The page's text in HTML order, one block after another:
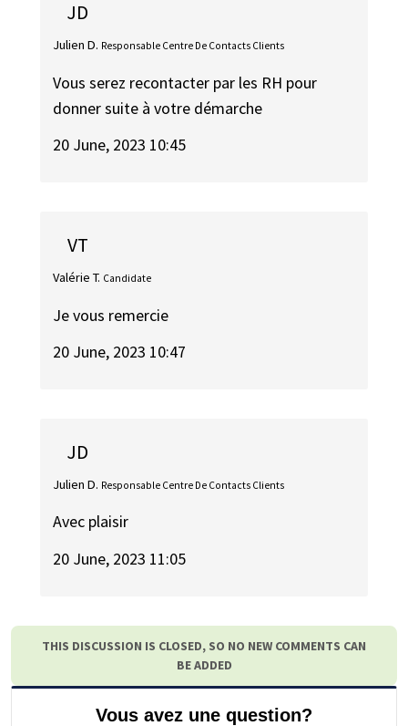
JD
Julien D. Responsable Centre De Contacts Clients
Vous serez recontacter par les RH pour
donner suite à votre démarche
20 June, 2023 10:45
VT
Valérie T. Candidate
Je vous remercie
20 June, 2023 10:47
JD
Julien D. Responsable Centre De Contacts Clients
Avec plaisir
20 June, 2023 11:05
THIS DISCUSSION IS CLOSED, SO NO NEW COMMENTS CAN
BE ADDED
Vous avez une question?